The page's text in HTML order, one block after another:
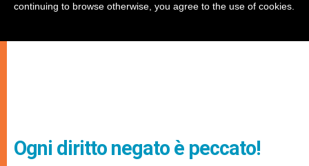
Ogni diritto negato è peccato!
continuing to browse otherwise, you agree to the use of cookies.